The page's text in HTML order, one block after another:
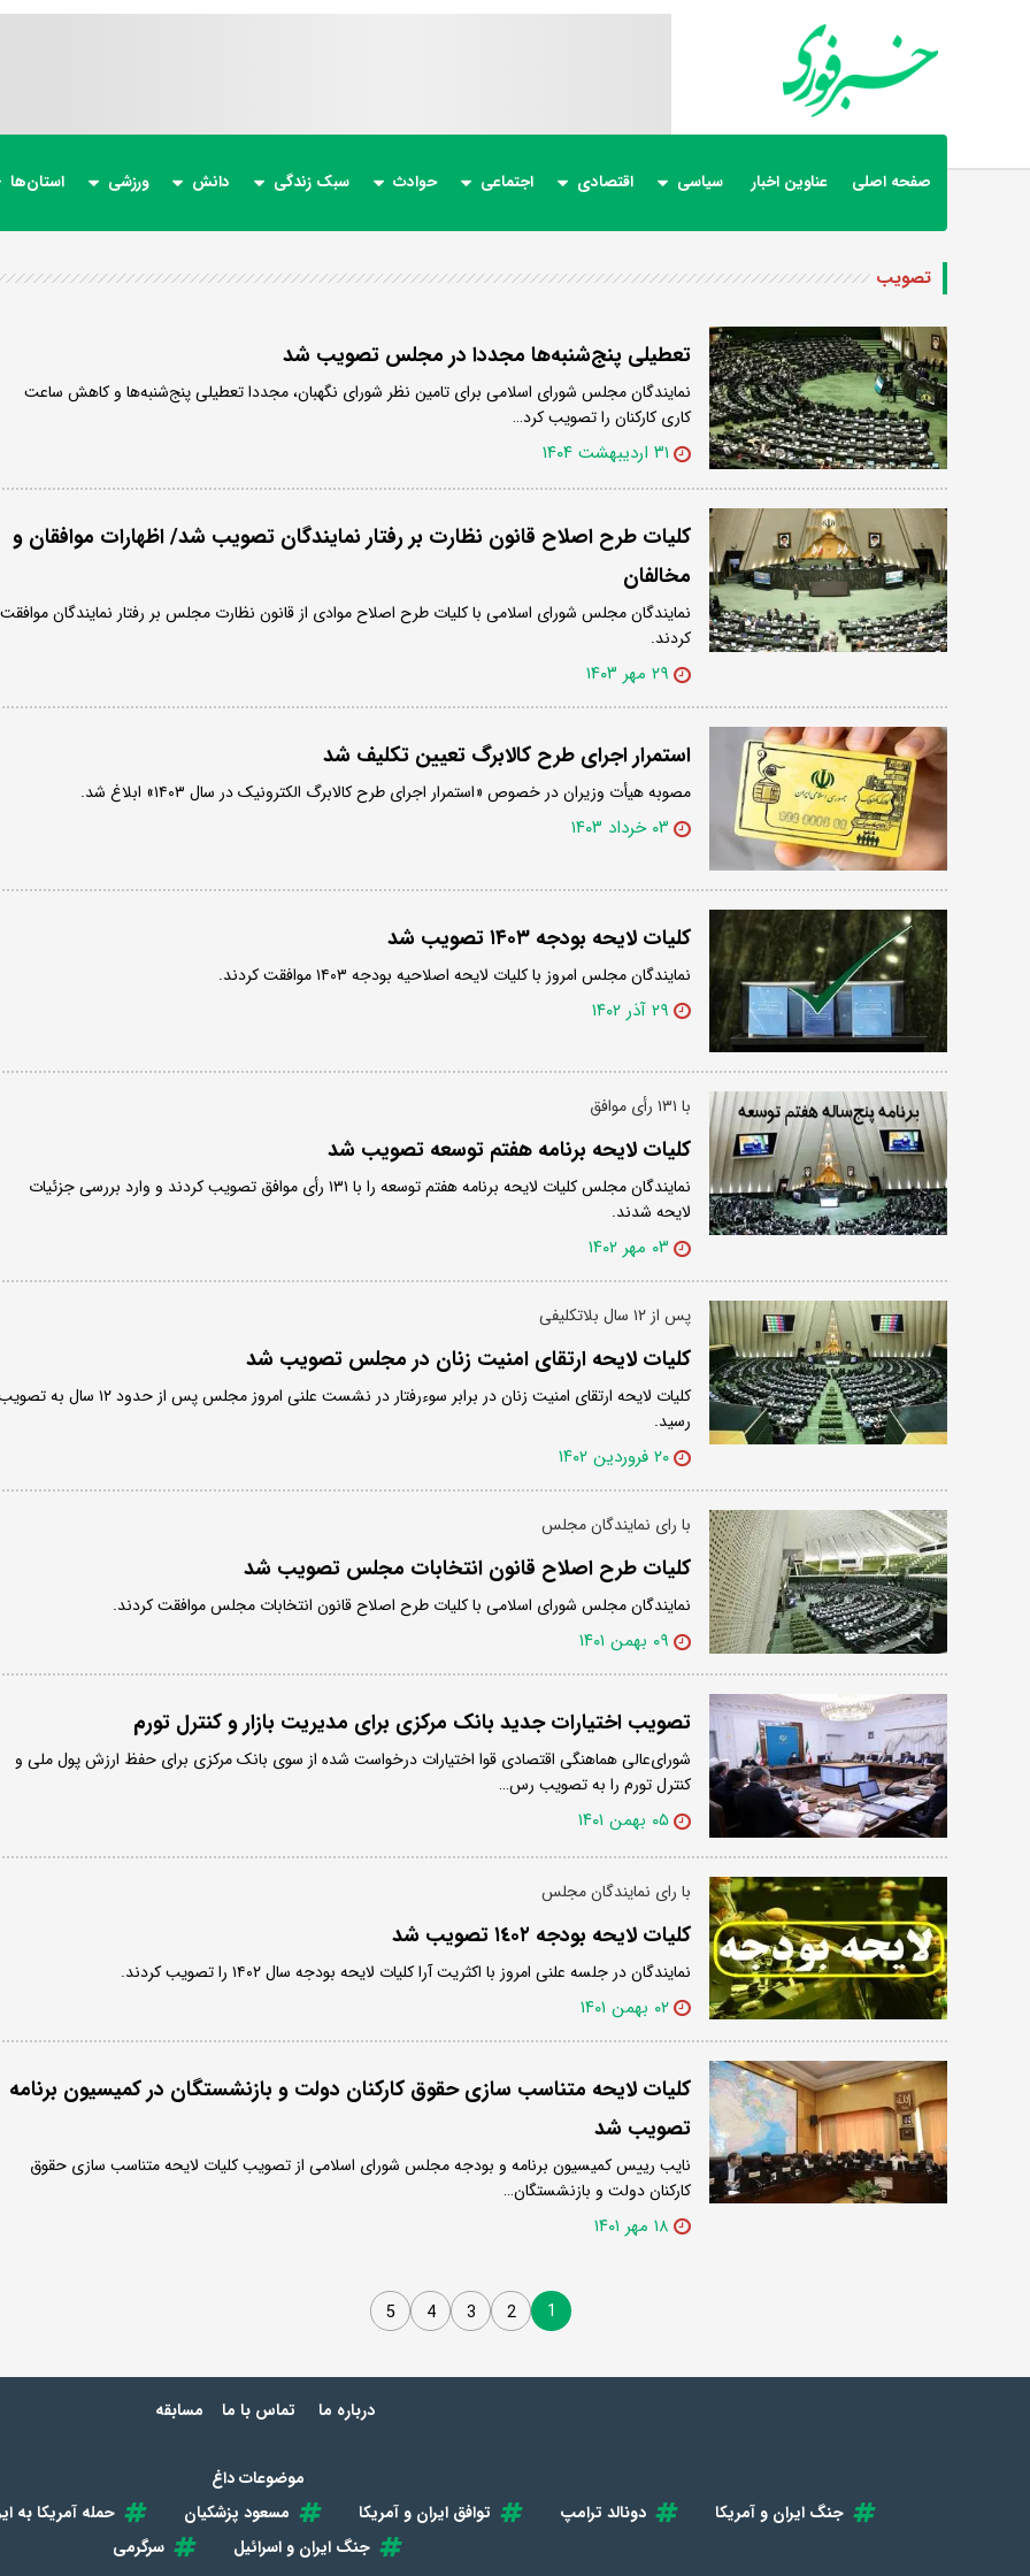
صفحه اصلی عناوین اخبار سیاسی اقتصادی اجتماعی حوادث سبک زندگی دانش ورزشی استان‌ها
تصویب
تعطیلی پنج‌شنبه‌ها مجددا در مجلس‌ تصویب شد
نمایندگان مجلس شورای اسلامی برای تامین نظر شورای نگهبان، مجددا تعطیلی پنج‌شنبه‌ها و کاهش ساعت
کاری کارکنان را تصویب کرد…
۳۱ اردیبهشت ۱۴۰۴
کلیات طرح اصلاح قانون نظارت بر رفتار نمایندگان تصویب شد/ اظهارات موافقان و
مخالفان
نمایندگان مجلس شورای اسلامی با کلیات طرح اصلاح موادی از قانون نظارت مجلس بر رفتار نمایندگان موافقت
کردند.
۲۹ مهر ۱۴۰۳
استمرار اجرای طرح کالابرگ تعیین تکلیف شد
مصوبه هیأت وزیران در خصوص «استمرار اجرای طرح کالابرگ الکترونیک در سال ۱۴۰۳» ابلاغ شد.
۰۳ خرداد ۱۴۰۳
کلیات لایحه بودجه ۱۴۰۳ تصویب شد
نمایندگان مجلس امروز با کلیات لایحه اصلاحیه بودجه ۱۴۰۳ موافقت کردند.
۲۹ آذر ۱۴۰۲
با ۱۳۱ رأی موافق
کلیات لایحه برنامه هفتم توسعه تصویب شد
نمایندگان مجلس کلیات لایحه برنامه هفتم توسعه را با ۱۳۱ رأی موافق تصویب کردند و وارد بررسی جزئیات
لایحه شدند.
۰۳ مهر ۱۴۰۲
پس از ۱۲ سال بلاتکلیفی
کلیات لایحه ارتقای امنیت زنان در مجلس تصویب شد
کلیات لایحه ارتقای امنیت زنان در برابر سوءرفتار در نشست علنی امروز مجلس پس از حدود ۱۲ سال
رسید.
۲۰ فروردین ۱۴۰۲
با رای نمایندگان مجلس
کلیات طرح اصلاح قانون انتخابات مجلس تصویب شد
نمایندگان مجلس شورای اسلامی با کلیات طرح اصلاح قانون انتخابات مجلس موافقت کردند.
۰۹ بهمن ۱۴۰۱
تصویب اختیارات جدید بانک مرکزی برای مدیریت بازار و کنترل تورم
شورای‌عالی هماهنگی اقتصادی قوا اختیارات درخواست شده از سوی بانک مرکزی برای حفظ ارزش پول ملی و
کنترل تورم را به تصویب رس…
۰۵ بهمن ۱۴۰۱
با رای نمایندگان مجلس
کلیات لایحه بودجه ١٤٠٢ تصویب شد
نمایندگان در جلسه علنی امروز با اکثریت آرا کلیات لایحه بودجه سال ۱۴۰۲ را تصویب کردند.
۰۲ بهمن ۱۴۰۱
کلیات لایحه متناسب سازی حقوق کارکنان دولت و بازنشستگان در کمیسیون برنامه
تصویب شد
نایب رییس کمیسیون برنامه و بودجه مجلس شورای اسلامی از تصویب کلیات لایحه متناسب سازی حقوق
کارکنان دولت و بازنشستگان…
۱۸ مهر ۱۴۰۱
1
2
3
4
5
درباره ما تماس با ما مسابقه
موضوعات داغ
جنگ ایران و آمریکا
دونالد ترامپ توافق ایران و آمریکا مسعود پزشکیان
حمله آمریکا به
جنگ ایران و اسرائیل
سرگرمی